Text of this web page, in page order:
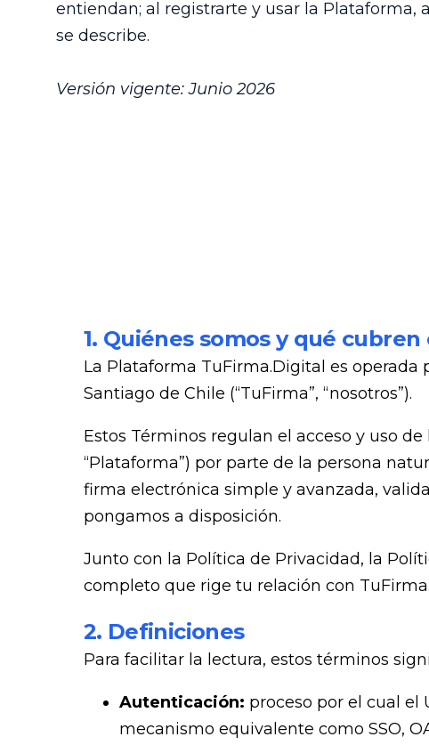
entiendan; al registrarte y usar la Plataforma,
se describe.
Versión vigente: Junio 2026
1. Quiénes somos y qué
La Plataforma TuFirma.Digital es operada
Santiago de Chile (“TuFirma”, “nosotros”).
Estos Términos regulan el acceso y uso
“Plataforma”) por parte de la persona
firma electrónica simple y avanzada,
pongamos a disposición.
Junto con la Política de Privacidad, la
completo que rige tu relación con TuFirma.
2. Definiciones
Para facilitar la lectura, estos términos
Autenticación: proceso por el cual el
mecanismo equivalente como SSO,